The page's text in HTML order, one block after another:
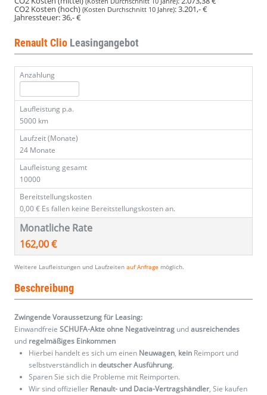
CO2 Kosten (hoch) (Kosten Durchschnitt 10 Jahre):3.201,- €
Jahressteuer:36,- €
Renault Clio Leasingangebot
Anzahlung
Laufleistung p.a.
5000 km
Laufzeit (Monate)
24 Monate
Laufleistung gesamt
10000
Bereitstellungskosten
0,00 € Es fallen keine Bereitstellungskosten an.
Monatliche Rate
162,00 €
Weitere Laufleistungen und Laufzeiten auf Anfrage möglich.
Beschreibung
Zwingende Voraussetzung für Leasing:
Einwandfreie SCHUFA-Akte ohne Negativeintrag undausreichendes
und regelmäßiges Einkommen
Hierbei handelt es sich um einen Neuwagen, kein Reimport und
selbstverständlich indeutscher Ausführung.
Sparen Sie sich die Probleme mit Reimporten.
Wir sind offizieller Renault- und Dacia-Vertragshändler, Sie kaufen